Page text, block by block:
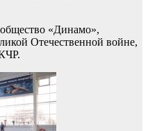
«Динамо»,
Отечественной войне,